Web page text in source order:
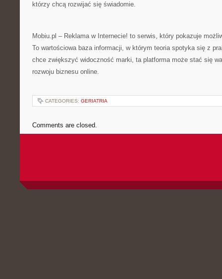
którzy chcą rozwijać się świadomie.
Mobiu.pl – Reklama w Internecie! to serwis, który pokazuje
To wartościowa baza informacji, w którym teoria spotyka się z
chce zwiększyć widoczność marki, ta platforma może stać się
rozwoju biznesu online.
CATEGORIES: GERIATRIA
Comments are closed.